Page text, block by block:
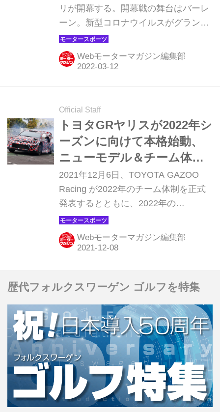
リが開幕する。開幕戦の舞台はバーレ
ーン。新型コロナウイルスがグランプ
リにどのような影響を及ぼすか、ウク
ライナ情勢はどうなるのか不透明のま
ま、22戦におよぶ長いシーズンが始ま
ーズン開幕を前に、7回にわたって変
更点、注目ポイントをチェックしてい
こう。本記事は第2回目。
Webモーターマガジン編集部
Official Staff
トヨタGRヤリスが2022年シ
ーズンに向けて本格始動、
ニューモデル＆チーム体制
を発表【WRC】
2021年12月6日、TOYOTA GAZOO
Racing が2022年のチーム体制を正式
発表するとともに、2022年の
WRC（世界ラリー選手権）に投入され
る新型ラリーマシン「トヨタGRヤリ
ス ラリー1」を初公開した。
Webモーターマガジン編集部
歴代フォルクスワーゲン ゴルフを特集